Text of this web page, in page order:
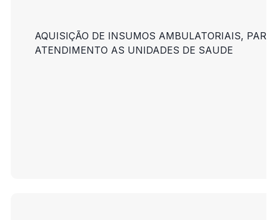
AQUISIÇÃO DE INSUMOS AMBULATORIAIS,
ATENDIMENTO AS UNIDADES DE SAUDE